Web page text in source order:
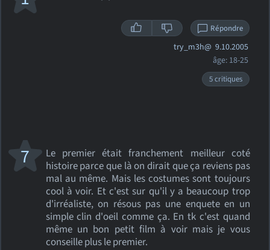
Répondre
try_m3h@ 9.10.2005
âge: 18-25
5 critiques
Le premier était franchement meilleur coté
histoire parce que là on dirait que ça reviens pas
mal au même. Mais les costumes sont toujours
cool à voir. Et c'est sur qu'il y a beaucoup trop
d'irréaliste, on résous pas une enquete en un
simple clin d'oeil comme ça. En tk c'est quand
même un bon petit film à voir mais je vous
conseille plus le premier.
7